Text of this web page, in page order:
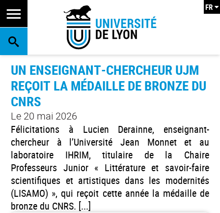
RECHERCHE
FR
UN ENSEIGNANT-CHERCHEUR UJM
REÇOIT LA MÉDAILLE DE BRONZE DU
CNRS
Le 20 mai 2026
Félicitations à Lucien Derainne, enseignant-
chercheur à l’Université Jean Monnet et au
laboratoire IHRIM, titulaire de la Chaire
Professeurs Junior « Littérature et savoir-faire
scientifiques et artistiques dans les modernités
(LISAMO) », qui reçoit cette année la médaille de
bronze du CNRS. [...]